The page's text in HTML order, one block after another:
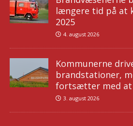
længere tid på at
2025
4. august 2026
Kommunerne
brandstationer,
fortsætter med at
3. august 2026